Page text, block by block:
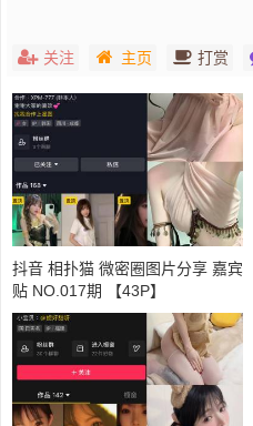
关注 主页 打赏
抖音 相扑猫 微密圈图片分享 嘉宾
贴 NO.017期 【43P】